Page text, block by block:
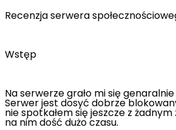
Recenzja serwera
Wstęp
Na serwerze grało mi się genaralnie
Serwer jest dosyć dobrze
nie spotkałem się jeszcze z żadnym
na nim dość dużo czasu.